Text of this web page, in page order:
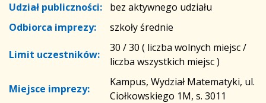
Udział publiczności:
bez aktywnego udziału
Odbiorca imprezy:
szkoły średnie
Limit uczestników:
30 / 30 ( liczba wolnych miejsc /
liczba wszystkich miejsc )
Miejsce imprezy:
Kampus, Wydział Matematyki, ul.
Ciołkowskiego 1M, s. 3011